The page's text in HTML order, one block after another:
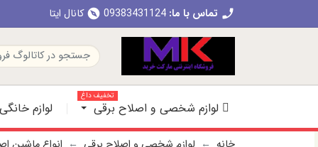
call تماس با ما: 09383431124
explore کانال ایتا
لوازم شخصی و اصلاح برقی
تخفیف داغ
لوازم خانگی